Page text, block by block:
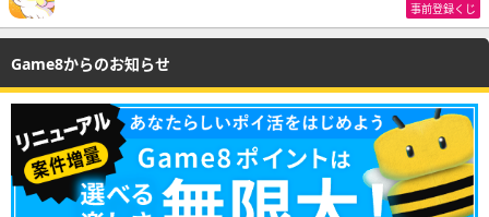
事前登録くじ
Game8からのお知らせ